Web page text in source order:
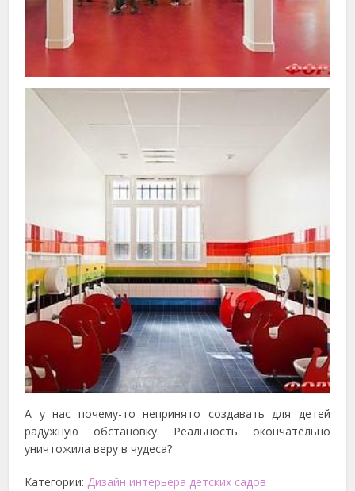
А у нас почему-то непринято создавать для детей
радужную обстановку. Реальность окончательно
уничтожила веру в чудеса?
Категории: Дизайн интерьера детских садов